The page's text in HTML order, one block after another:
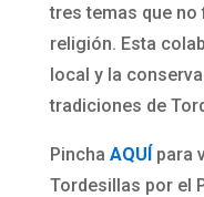
tres temas que
religión. Esta
local y la
tradiciones de
Pincha AQUÍpara
Tordesillas por el